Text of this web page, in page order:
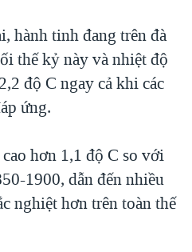
hành tinh đang trên đà
thế kỷ này và nhiệt độ
độ C ngay cả khi các
ứng.
hơn 1,1 độ C so với
1900, dẫn đến nhiều
nghiệt hơn trên toàn thế